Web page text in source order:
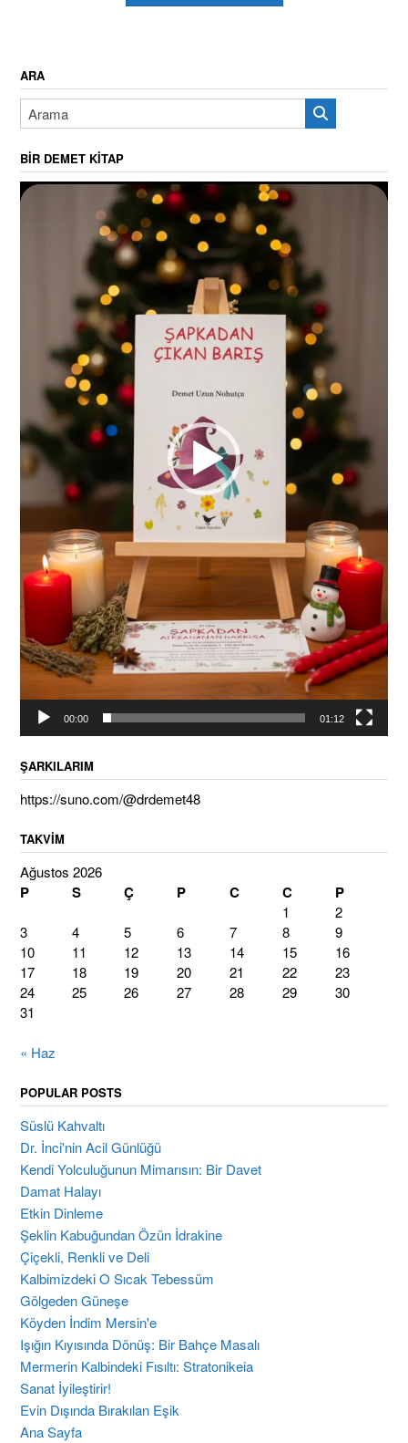
ARA
BIR DEMET KITAP
Video
00:00 01:12
ŞARKILARIM
https://suno.com/@drdemet48
TAKVIM
Ağustos 2026
P S Ç P C C P
1
2
3
4 5 6 7 8
9
10
11 12 13 14 15
16
17
18 19 20 21 22
23
24
25 26 27 28 29
30
31
« Haz
POPULAR POSTS
Süslü Kahvaltı
Dr. İnci'nin Acil Günlüğü
Kendi Yolculuğunun Mimarısın: Bir Davet
Damat Halayı
Etkin Dinleme
Şeklin Kabuğundan Özün İdrakine
Çiçekli, Renkli ve Deli
Kalbimizdeki O Sıcak Tebessüm
Gölgeden Güneşe
Köyden İndim Mersin'e
Işığın Kıyısında Dönüş: Bir Bahçe Masalı
Mermerin Kalbindeki Fısıltı: Stratonikeia
Sanat İyileştirir!
Evin Dışında Bırakılan Eşik
Ana Sayfa